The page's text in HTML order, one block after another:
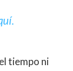
tiempo ni